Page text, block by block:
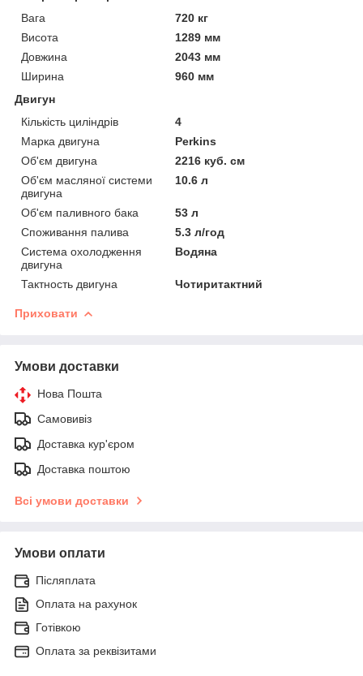
Вага
720 кг
Висота
1289 мм
Довжина
2043 мм
Ширина
960 мм
Двигун
Кількість циліндрів
4
Марка двигуна
Perkins
Об'єм двигуна
2216 куб. см
Об'єм масляної системи
двигуна
10.6 л
Об'єм паливного бака
53 л
Споживання палива
5.3 л/год
Система охолодження
двигуна
Водяна
Тактность двигуна Чотиритактний
Приховати
Умови доставки
Нова Пошта
Самовивіз
Доставка кур'єром
Доставка поштою
Всі умови доставки
Умови оплати
Післяплата
Оплата на рахунок
Готівкою
Оплата за реквізитами